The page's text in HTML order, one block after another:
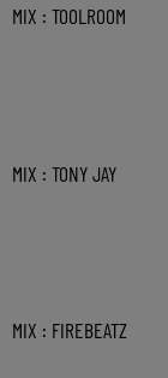
MIX : TOOLROOM
MIX : TONY JAY
MIX : FIREBEATZ